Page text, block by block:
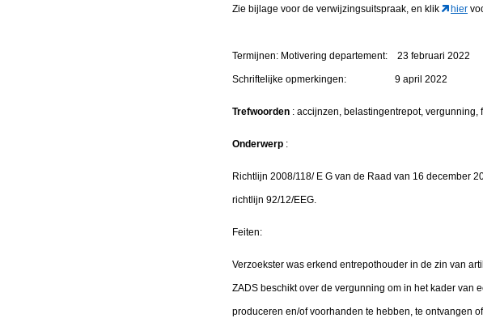
Zie bijlage voor de verwijzingsuitspraak, en klik hier
Termijnen: Motivering departement: 23 februari 2022
Schriftelijke opmerkingen: 9 april 2022
Trefwoorden : accijnzen, belastingentrepot, vergunning,
Onderwerp :
Richtlijn 2008/118/ Е G van de Raad van 16 december
richtlijn 92/12/EEG.
Feiten:
Verzoekster was erkend entrepothouder in de zin van
ZADS beschikt over de vergunning om in het kader
produceren en/of voorhanden te hebben, te ontvangen